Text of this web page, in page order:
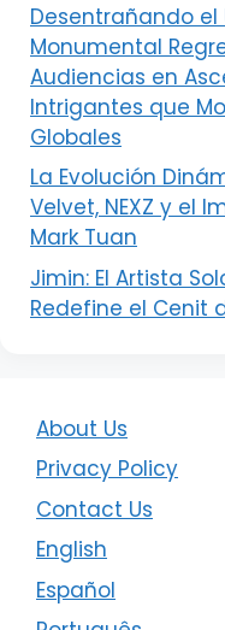
Desentrañando el
Monumental
Audiencias en
Intrigantes que
Globales
La Evolución
Velvet, NEXZ y el
Mark Tuan
Jimin: El Artista
Redefine el Cenit
About Us
Privacy Policy
Contact Us
English
Español